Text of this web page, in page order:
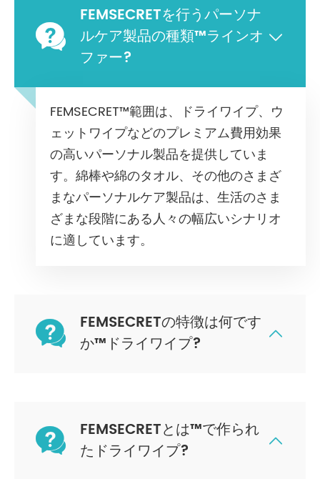

FEMSECRETを行うパーソナ
ルケア製品の種類™ラインオ
ファー?

FEMSECRET™範囲は、ドライワイプ、ウ
ェットワイプなどのプレミアム費用効果
の高いパーソナル製品を提供していま
す。綿棒や綿のタオル、その他のさまざ
まなパーソナルケア製品は、生活のさま
ざまな段階にある人々の幅広いシナリオ
に適しています。

FEMSECRETの特徴は何です
か™ドライワイプ?


FEMSECRETとは™で作られ
たドライワイプ?
